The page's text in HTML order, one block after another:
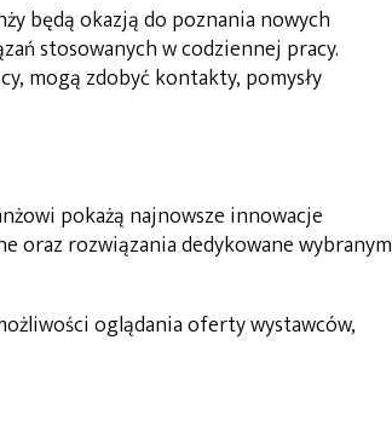
będą okazją do poznania nowych
stosowanych w codziennej pracy.
mogą zdobyć kontakty, pomysły
pokażą najnowsze innowacje
oraz rozwiązania dedykowane wybranym
oglądania oferty wystawców,